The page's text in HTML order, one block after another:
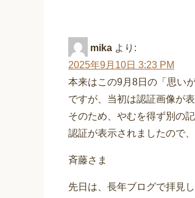
mika より:
2025年9月10日 3:23 PM
本来はこの9月8日の「思い
ですが、当初は認証画像が
そのため、やむを得ず別の
認証が表示されましたので
斉藤さま
先日は、長年ブログで拝見